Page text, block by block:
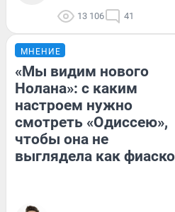
13 106 41
МНЕНИЕ
«Мы видим нового
Нолана»: с каким
настроем нужно
смотреть «Одиссею»,
чтобы она не
выглядела как фиаско